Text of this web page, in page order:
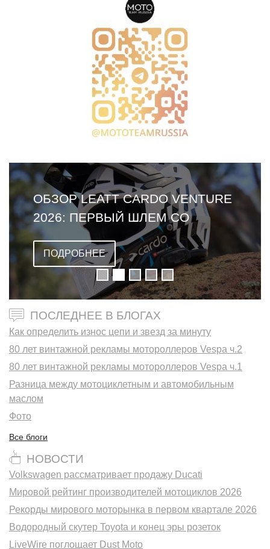
ОБЗОР LEATT CARDO VENTURE
2026: ПЕРВЫЙ ШЛЕМ СО
ВСТРОЕННОЙ ГАРНИТУРОЙ
ПОДРОБНЕЕ
ПОСЛЕДНЕЕ В БЛОГАХ
Как определить износ цепи и звезд за минуту
80 лет винтажной рекламы мотороллеров Vespa ч.2
80 лет винтажной рекламы мотороллеров Vespa ч.1
Разница между мотоциклетным и автомобильным
маслом
Фото
Все блоги
НОВОСТИ
Volkswagen рассматривает продажу Ducati
Мировой рейтинг производителей мотоциклов 2026
Рекорды мирового моторынка в первом квартале 2026
Водородный скутер Toyota и конец эры розеток
LiveWire поглощает Dust Moto